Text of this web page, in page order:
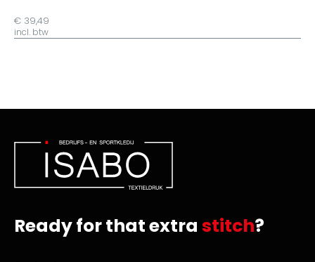
€ 39,49
incl. btw
Ready for that extra stitch?